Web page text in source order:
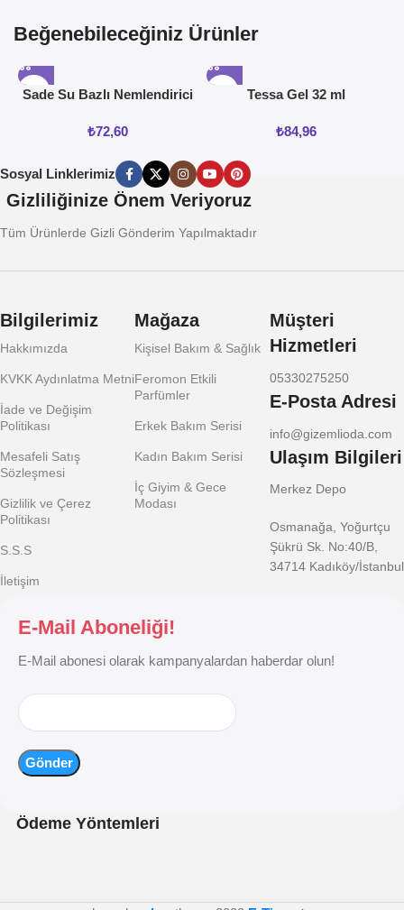
Beğenebileceğiniz Ürünler
Sade Su Bazlı Nemlendirici
₺72,60
Tessa Gel 32 ml
₺84,96
Sosyal Linklerimiz
Gizliliğinize Önem Veriyoruz
Tüm Ürünlerde Gizli Gönderim Yapılmaktadır
Bilgilerimiz
Hakkımızda
KVKK Aydınlatma Metni
İade ve Değişim
Politikası
Mesafeli Satış
Sözleşmesi
Gizlilik ve Çerez
Politikası
S.S.S
İletişim
Mağaza
Kişisel Bakım & Sağlık
Feromon Etkili
Parfümler
Erkek Bakım Serisi
Kadın Bakım Serisi
İç Giyim & Gece
Modası
Müşteri
Hizmetleri
05330275250
E-Posta Adresi
info@gizemlioda.com
Ulaşım Bilgileri
Merkez Depo
Osmanağa, Yoğurtçu
Şükrü Sk. No:40/B,
34714 Kadıköy/İstanbul
E-Mail Aboneliği!
E-Mail abonesi olarak kampanyalardan haberdar olun!
Ödeme Yöntemleri